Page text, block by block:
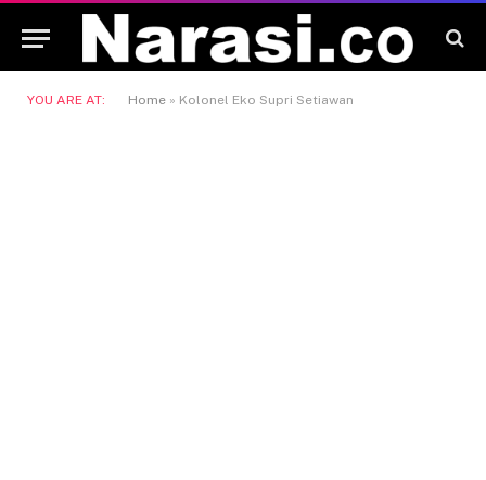
YOU ARE AT: Home » Kolonel Eko Supri Setiawan